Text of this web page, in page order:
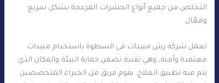
التخلص من جميع أنواع الحشرات المزعجة بشكل سريع
وفعّال.
تعمل شركة رش مبيدات في السطوة باستخدام مبيدات
معتمدة وآمنة، وهي تقنية تضمن حماية البيئة والمكان الذي
يتم فيه تطبيق العلاج. يقوم فريق من الخبراء المتخصصين